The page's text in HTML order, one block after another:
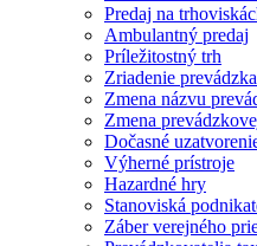
Predaj na
Ambulantný predaj
Príležitostný trh
Zriadenie
Zmena názvu
Zmena
Dočasné
Výherné prístroje
Hazardné hry
Stanoviská
Záber verejného